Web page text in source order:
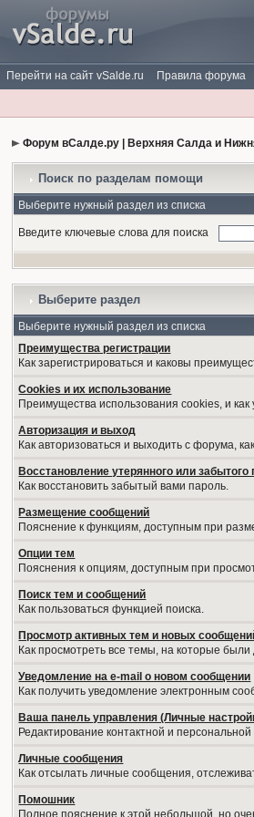
Перейти на сайт vSalde.ru Правила форума
Форум вСалде.ру | Верхняя Салда и
Поиск по разделам помощи
Выберите нужный раздел из списка
Введите ключевые слова для поиска
Выберите раздел
Выберите нужный раздел из списка
Преимущества регистрации
Как зарегистрироваться и каковы
Cookies и их использование
Преимущества использования cookies, и
Авторизация и выход
Как авторизоваться и выходить с форума,
Восстановление утерянного или забытого
Как восстановить забытый вами пароль.
Размещение сообщений
Пояснение к функциям, доступным при
Опции тем
Пояснения к опциям, доступным при
Поиск тем и сообщений
Как пользоваться функцией поиска.
Просмотр активных тем и новых
Как просмотреть все темы, на которые
Уведомление на е-mail о новом сообщении
Как получить уведомление электронным
Ваша панель управления (Личные
Редактирование контактной и
Личные сообщения
Как отсылать личные сообщения,
Помошник
Полное пояснение к этой небольшой, но